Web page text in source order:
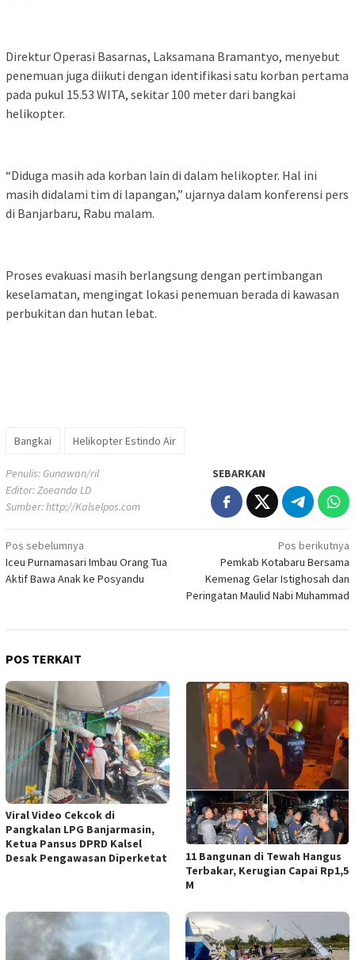
‎Direktur Operasi Basarnas, Laksamana Bramantyo, menyebut
penemuan juga diikuti dengan identifikasi satu korban pertama
pada pukul 15.53 WITA, sekitar 100 meter dari bangkai
helikopter.
‎“Diduga masih ada korban lain di dalam helikopter. Hal ini
masih didalami tim di lapangan,” ujarnya dalam konferensi pers
di Banjarbaru, Rabu malam.
‎Proses evakuasi masih berlangsung dengan pertimbangan
keselamatan, mengingat lokasi penemuan berada di kawasan
perbukitan dan hutan lebat.
Bangkai Helikopter Estindo Air
Penulis: Gunawan/ril
Editor: Zoeanda LD
Sumber:http://Kalselpos.com
SEBARKAN
Navigasi
pos
Pos sebelumnya
Iceu Purnamasari Imbau Orang Tua
Aktif Bawa Anak ke Posyandu
Pos berikutnya
Pemkab Kotabaru Bersama
Kemenag Gelar Istighosah dan
Peringatan Maulid Nabi Muhammad
POS TERKAIT
Viral Video Cekcok di
Pangkalan LPG Banjarmasin,
Ketua Pansus DPRD Kalsel
Desak Pengawasan Diperketat
11 Bangunan di Tewah Hangus
Terbakar, Kerugian Capai Rp1,5
M